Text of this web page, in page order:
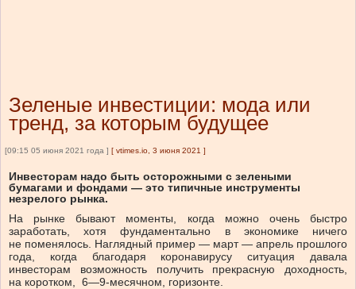
Зеленые инвестиции: мода или
тренд, за которым будущее
[09:15 05 июня 2021 года ] [ vtimes.io, 3 июня 2021 ]
Инвесторам надо быть осторожными с зелеными
бумагами и фондами — это типичные инструменты
незрелого рынка.
На рынке бывают моменты, когда можно очень быстро
заработать, хотя фундаментально в экономике ничего
не поменялось. Наглядный пример — март — апрель прошлого
года, когда благодаря коронавирусу ситуация давала
инвесторам возможность получить прекрасную доходность,
на коротком, 6—9-месячном, горизонте.